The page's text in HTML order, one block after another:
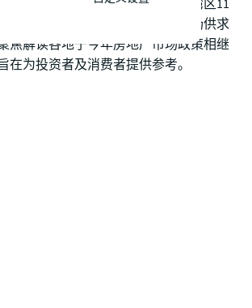
近两年来，疫情影响下粤港澳大湾区11
。此外，本报告结合各地住宅市场供求
焦解读各地于今年房地产市场政策相继
为投资者及消费者提供参考。